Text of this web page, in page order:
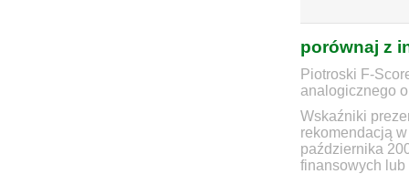
porównaj z
Piotroski F-
analogicznego
Wskaźniki
rekomendacją
października
finansowych lub